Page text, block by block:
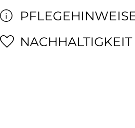
NACHHALTIGKEIT